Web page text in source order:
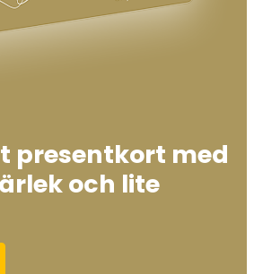
presentkort med
och lite